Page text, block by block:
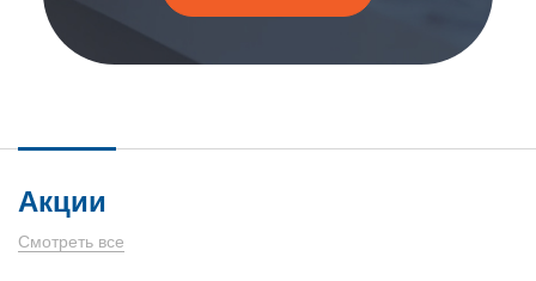
Акции
Смотреть все